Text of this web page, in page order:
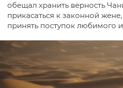
обещал хранить верность
прикасаться к законной
принять поступок любимого